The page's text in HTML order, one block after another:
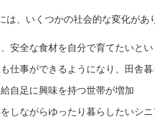
、いくつかの社会的な変化があ
安全な食材を自分で育てたいと
も仕事ができるようになり、田舎
自足に興味を持つ世帯が増加
をしながらゆったり暮らしたいシ